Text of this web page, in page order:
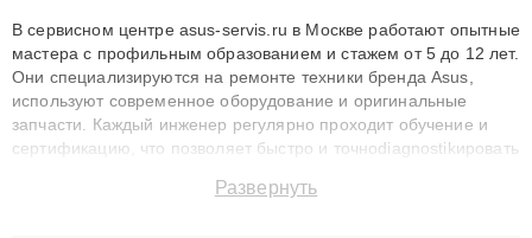
В сервисном центре asus-servis.ru в Москве работают опытные
мастера с профильным образованием и стажем от 5 до 12 лет.
Они специализируются на ремонте техники бренда Asus,
используют современное оборудование и оригинальные
запчасти. Каждый инженер регулярно проходит обучение и
сертификацию, что позволяет быстро и точноdiagnostikировать
до 3 лет. Наши мастера решают сложные случаи: от замены
Развернуть